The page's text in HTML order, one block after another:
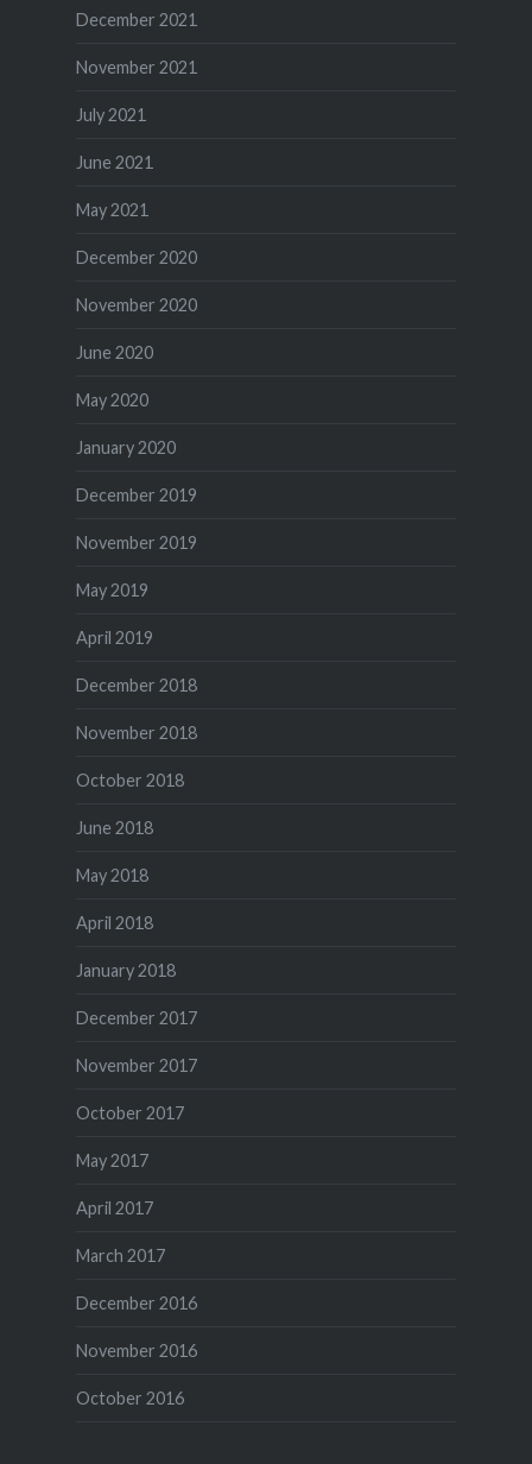
December 2021
November 2021
July 2021
June 2021
May 2021
December 2020
November 2020
June 2020
May 2020
January 2020
December 2019
November 2019
May 2019
April 2019
December 2018
November 2018
October 2018
June 2018
May 2018
April 2018
January 2018
December 2017
November 2017
October 2017
May 2017
April 2017
March 2017
December 2016
November 2016
October 2016